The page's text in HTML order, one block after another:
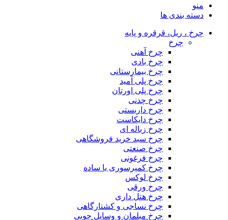
منو
دسته بندی ها
چرخ ، ریل، قرقره و پایه
چرخ
چرخ آهنی
چرخ بادی
چرخ بیمارستانی
چرخ پلی آمید
چرخ پلی اورتان
چرخ چدنی
چرخ داربستی
چرخ دایکاست
چرخ زباله ای
چرخ سبد خرید فروشگاهی
چرخ صنعتی
چرخ فرغونی
چرخ کمپرسوری یا ساده
چرخ لوکس
چرخ ورقی
چرخ هتل داری
چرخ نساجی و کشتارگاهی
چرخ مبلمان و وسایل چوبی